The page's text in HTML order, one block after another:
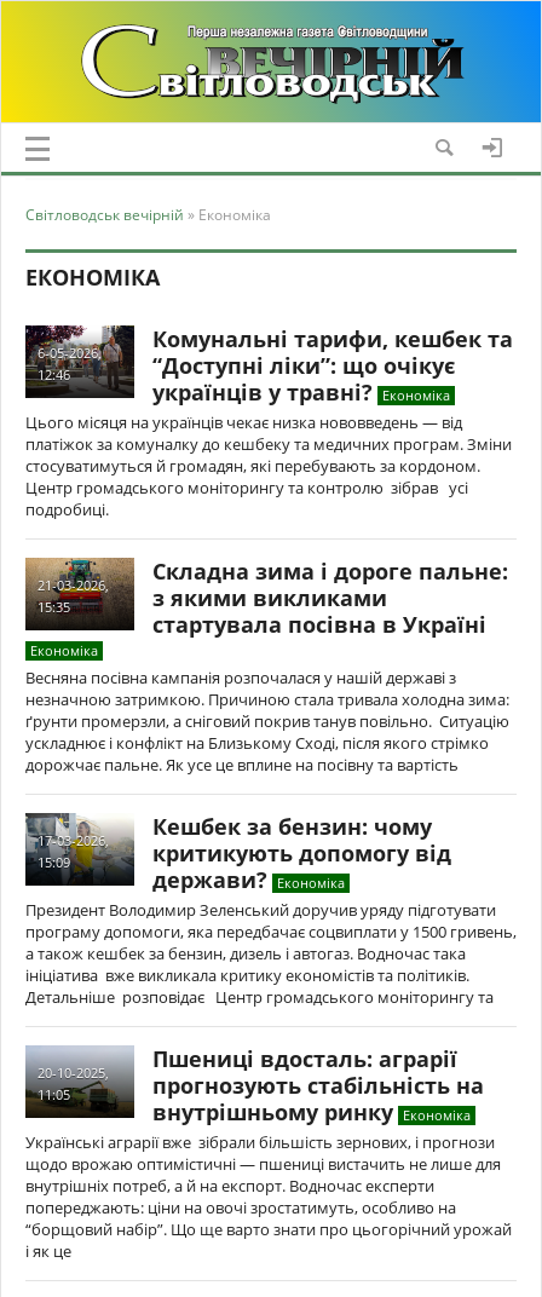
Світловодськ вечірній » Економіка
ЕКОНОМІКА
6-05-2026,
12:46
Комунальні тарифи, кешбек та
“Доступні ліки”: що очікує
українців у травні?
Економіка
Цього місяця на українців чекає низка нововведень — від
платіжок за комуналку до кешбеку та медичних програм. Зміни
стосуватимуться й громадян, які перебувають за кордоном.
Центр громадського моніторингу та контролю зібрав усі
подробиці.
21-03-2026,
15:35
Складна зима і дороге пальне:
з якими викликами
стартувала посівна в Україні
Економіка
Весняна посівна кампанія розпочалася у нашій державі з
незначною затримкою. Причиною стала тривала холодна зима:
ґрунти промерзли, а сніговий покрив танув повільно. Ситуацію
ускладнює і конфлікт на Близькому Сході, після якого стрімко
дорожчає пальне. Як усе це вплине на посівну та вартість
17-03-2026,
15:09
Кешбек за бензин: чому
критикують допомогу від
держави?
Економіка
Президент Володимир Зеленський доручив уряду підготувати
програму допомоги, яка передбачає соцвиплати у 1500 гривень,
а також кешбек за бензин, дизель і автогаз. Водночас така
ініціатива вже викликала критику економістів та політиків.
Детальніше розповідає Центр громадського моніторингу та
20-10-2025,
11:05
Пшениці вдосталь: аграрії
прогнозують стабільність на
внутрішньому ринку Економіка
Українські аграрії вже зібрали більшість зернових, і прогнози
щодо врожаю оптимістичні — пшениці вистачить не лише для
внутрішніх потреб, а й на експорт. Водночас експерти
попереджають: ціни на овочі зростатимуть, особливо на
“борщовий набір”. Що ще варто знати про цьогорічний урожай
і як це